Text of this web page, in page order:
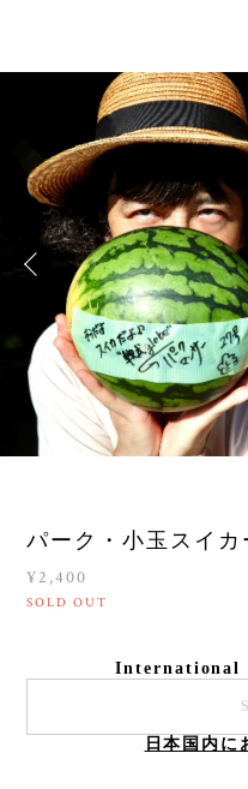
パーク・小玉スイカ
¥2,400
SOLD OUT
International
日本国内に